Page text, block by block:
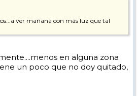
ver mañana con más luz que tal
en alguna zona
un poco que no doy quitado,